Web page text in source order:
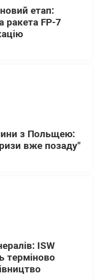
етап:
ракета FP-7
з Польщею:
вже позаду"
ISW
терміново